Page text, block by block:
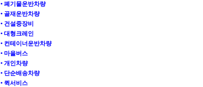
• 폐기물운반차량
• 골재운반차량
• 건설중장비
• 대형크레인
• 컨테이너운반차량
• 마을버스
• 개인차량
• 단순배송차량
• 퀵서비스